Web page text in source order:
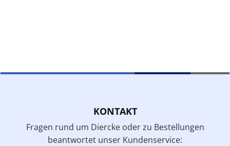
KONTAKT
Fragen rund um Diercke oder zu Bestellungen
beantwortet unser Kundenservice: